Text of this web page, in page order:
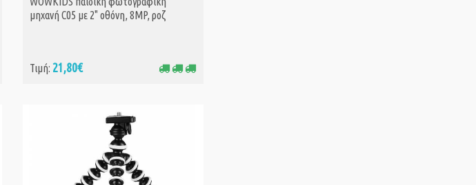
μηχανή C05 με 2" οθόνη, 8MP, ροζ
Τιμή: 21,80€